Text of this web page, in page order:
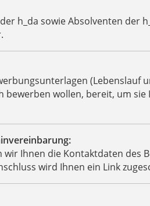
h_da sowie Absolventen der
(Lebenslauf
bewerben wollen, bereit, um
Ihnen die Kontaktdaten des
wird Ihnen ein Link